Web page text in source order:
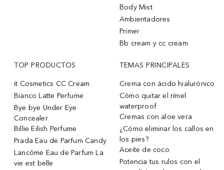
Body Mist
Ambientadores
Primer
Bb cream y cc cream
TOP PRODUCTOS
it Cosmetics CC Cream
Bianco Latte Perfume
Bye bye Under Eye
Concealer
Billie Eilish Perfume
Prada Eau de Parfum Candy
Lancôme Eau de Parfum La
vie est belle
TEMAS PRINCIPALES
Crema con ácido hialurónico
Cómo quitar el rímel
waterproof
Cremas con aloe vera
¿Cómo eliminar los callos en
los pies?
Aceite de coco
Potencia tus rulos con el